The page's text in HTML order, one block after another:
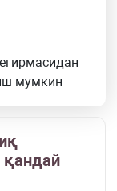
мумкин
қандай